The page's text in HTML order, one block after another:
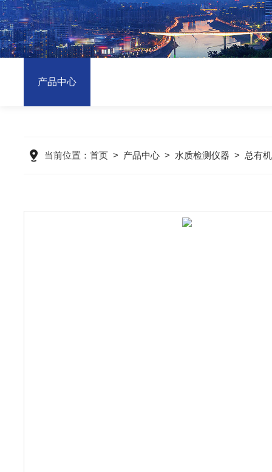
产品中心
当前位置： 首页 > 产品中心 > 水质检测仪器 > 总有